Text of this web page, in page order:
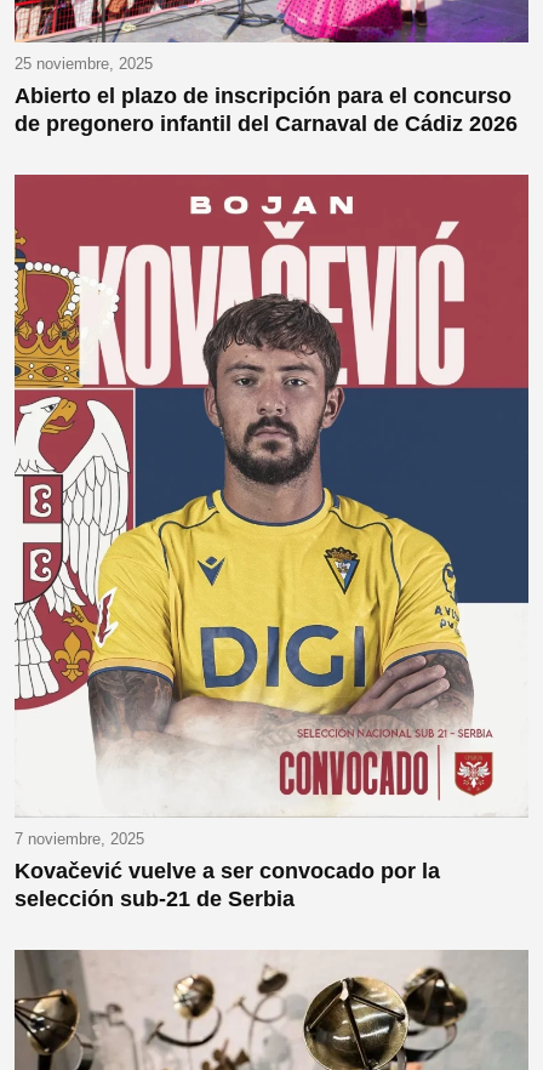
25 noviembre, 2025
Abierto el plazo de inscripción para el concurso
de pregonero infantil del Carnaval de Cádiz 2026
7 noviembre, 2025
Kovačević vuelve a ser convocado por la
selección sub-21 de Serbia